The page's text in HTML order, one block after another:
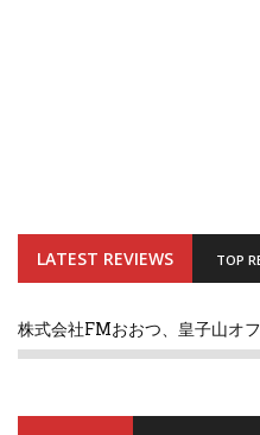
LATEST REVIEWS TOP
株式会社FMおおつ、皇子山オ